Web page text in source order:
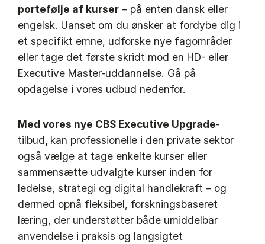
portefølje af kurser – på enten dansk eller
engelsk. Uanset om du ønsker at fordybe dig i
et specifikt emne, udforske nye fagområder
eller tage det første skridt mod en HD- eller
Executive Master-uddannelse. Gå på
opdagelse i vores udbud nedenfor.
Med vores nye CBS Executive Upgrade-
tilbud kan professionelle i den private sektor
også vælge at tage enkelte kurser eller
sammensætte udvalgte kurser inden for
ledelse, strategi og digital handlekraft – og
dermed opnå fleksibel, forskningsbaseret
læring, der understøtter både umiddelbar
anvendelse i praksis og langsigtet